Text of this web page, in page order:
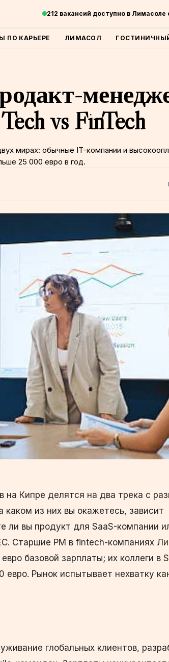
212 вакансий доступно в Лимасоле
ПО КАРЬЕРЕ ЛИМАСОЛ
vs FinTech
мирах: обычные IT-компании и
25 000 евро в год.
Кипре делятся на два трека с
из них вы окажетесь, зависит
ли вы продукт для SaaS-компании
Старшие PM в fintech-компаниях
базовой зарплаты; их коллеги в
Рынок испытывает нехватку
глобальных клиентов,